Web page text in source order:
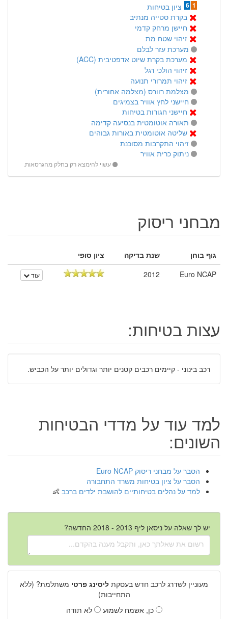
1
6 ציון בטיחות
בקרת סטייה מנתיב
חיישן מרחק קדמי
זיהוי שטח מת
מערכת עזר לבלם
מערכת בקרת שיוט אדפטיבית (ACC)
זיהוי הולכי רגל
זיהוי תמרורי תנועה
מצלמת רוורס (מצלמה אחורית)
חיישני לחץ אוויר בצמיגים
חיישני חגורות בטיחות
תאורה אוטומטית בנסיעה קדימה
שליטה אוטומטית באורות גבוהים
זיהוי התקרבות מסוכנת
ניתוק כרית אוויר
עשוי להימצא רק בחלק מהגרסאות.
מבחני ריסוק
גוף בוחן שנת בדיקה
ציון סופי
Euro NCAP
2012 עוד
עצות בטיחות:
רכב בינוני - קיימים רכבים קטנים יותר וגדולים יותר על הכביש.
למד עוד על מדדי הבטיחות
השונים:
הסבר על מבחני ריסוק Euro NCAP
הסבר על ציון בטיחות משרד התחבורה
למד על נהלים בטיחותיים להושבת ילדים ברכב
יש לך שאלה על ניסאן ליף 2013 - 2018 החדשה?
מעוניין לשדרג לרכב חדש בעסקת ליסינג פרטי משתלמת? (ללא
התחייבות)
כן, אשמח לשמוע
לא תודה